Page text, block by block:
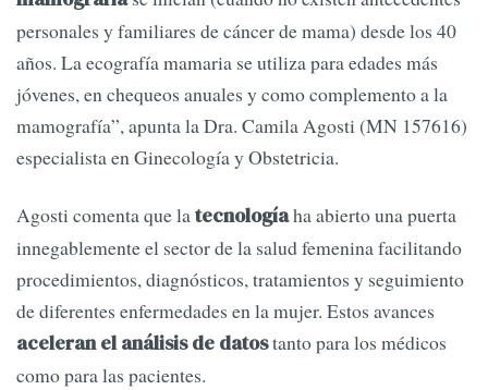
personales y familiares de cáncer de mama) desde los 40
años. La ecografía mamaria se utiliza para edades más
jóvenes, en chequeos anuales y como complemento a la
mamografía”, apunta la Dra. Camila Agosti (MN 157616)
especialista en Ginecología y Obstetricia.
Agosti comenta que latecnologíaha abierto una puerta
innegablemente el sector de la salud femenina facilitando
procedimientos, diagnósticos, tratamientos y seguimiento
de diferentes enfermedades en la mujer. Estos avances
aceleran el análisis de datostanto para los médicos
como para las pacientes.